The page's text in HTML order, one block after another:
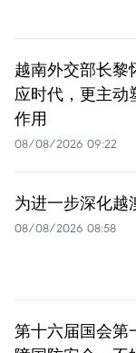
越南外交部长黎
应时代，更主动
作用
08/08/2026 09:22
为进一步深化越
08/08/2026 08:58
第十六届国会第